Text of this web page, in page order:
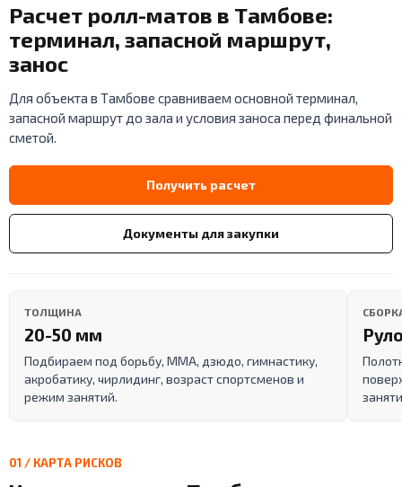
Расчет ролл-матов в Тамбове:
терминал, запасной маршрут,
занос
Для объекта в Тамбове сравниваем основной терминал,
запасной маршрут до зала и условия заноса перед финальной
сметой.
Получить расчет
Документы для закупки
ТОЛЩИНА
20-50 мм
Подбираем под борьбу, ММА, дзюдо, гимнастику,
акробатику, чирлидинг, возраст спортсменов и
режим занятий.
01 / КАРТА РИСКОВ